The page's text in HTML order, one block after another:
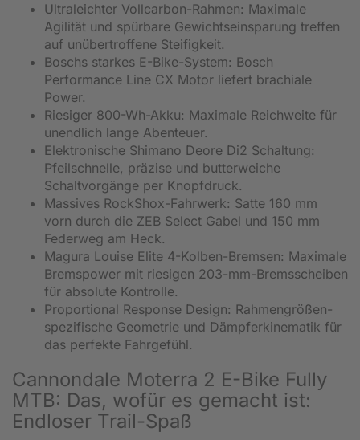
Ultraleichter Vollcarbon-Rahmen: Maximale
Agilität und spürbare Gewichtseinsparung treffen
auf unübertroffene Steifigkeit.
Boschs starkes E-Bike-System: Bosch
Performance Line CX Motor liefert brachiale
Power.
Riesiger 800-Wh-Akku: Maximale Reichweite für
unendlich lange Abenteuer.
Elektronische Shimano Deore Di2 Schaltung:
Pfeilschnelle, präzise und butterweiche
Schaltvorgänge per Knopfdruck.
Massives RockShox-Fahrwerk: Satte 160 mm
vorn durch die ZEB Select Gabel und 150 mm
Federweg am Heck.
Magura Louise Elite 4-Kolben-Bremsen: Maximale
Bremspower mit riesigen 203-mm-Bremsscheiben
für absolute Kontrolle.
Proportional Response Design: Rahmengrößen-
spezifische Geometrie und Dämpferkinematik für
das perfekte Fahrgefühl.
Cannondale Moterra 2 E-Bike Fully
MTB: Das, wofür es gemacht ist:
Endloser Trail-Spaß